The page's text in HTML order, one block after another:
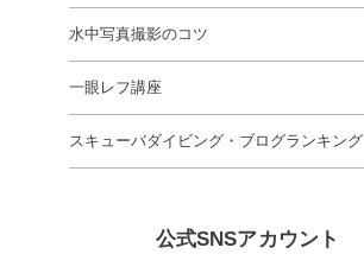
水中写真撮影のコツ
一眼レフ講座
スキューバダイビング・ブログランキング
公式SNSアカウント